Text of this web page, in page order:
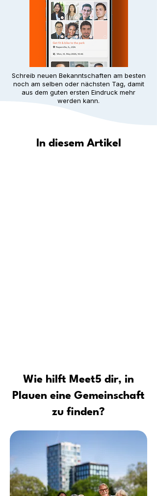
Schreib neuen Bekanntschaften am besten
noch am selben oder nächsten Tag, damit
aus dem guten ersten Eindruck mehr
werden kann.
In diesem Artikel
Wie hilft Meet5 dir, in
Plauen eine Gemeinschaft
zu finden?